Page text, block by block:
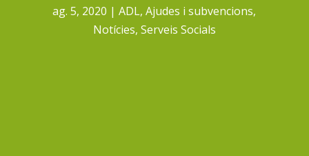
ag. 5, 2020 ADL,Ajudes i subvencions,
Notícies, Serveis Socials